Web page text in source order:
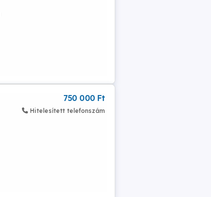
750 000 Ft
Hitelesített telefonszám